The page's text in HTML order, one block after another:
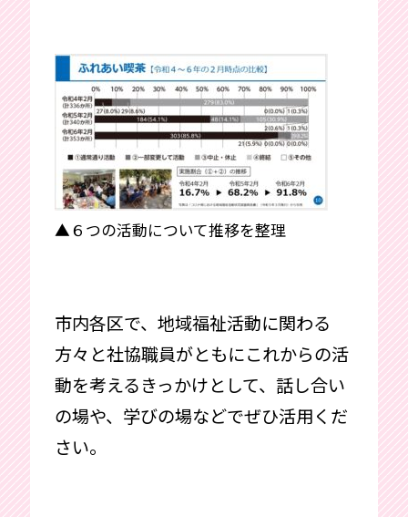
▲６つの活動について推移を整理
市内各区で、地域福祉活動に関わる
方々と社協職員がともにこれからの活
動を考えるきっかけとして、話し合い
の場や、学びの場などでぜひ活用くだ
さい。